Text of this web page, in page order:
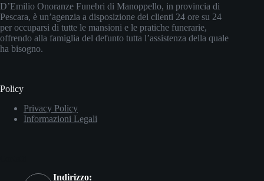
D’Emilio Onoranze Funebri di Manoppello, in provincia di
Pescara, è un’agenzia a disposizione dei clienti 24 ore su 24
per occuparsi di tutte le mansioni e le pratiche funerarie,
offrendo alla famiglia del defunto tutta l’assistenza della quale
ha bisogno.
Policy
Privacy Policy
Informazioni Legali
Indirizzo: